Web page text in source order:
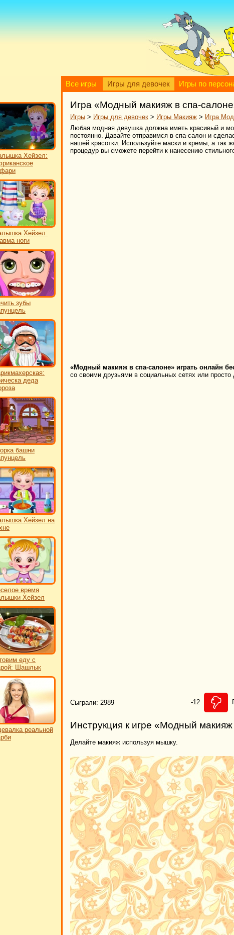
Все игры Игры для девочек Игры по
Хейзел:
Хейзел:
ноги
зубы
деда
башни
Хейзел на
время
Хейзел
еду с
Шашлык
реальной
Игра «Модный макияж в спа-
Игры > Игры для девочек > Игры Макияж > Игра
Любая модная девушка должна иметь красивый и
постоянно. Давайте отправимся в спа-салон и
нашей красотки. Используйте маски и кремы, а
процедур вы сможете перейти к нанесению
«Модный макияж в спа-салоне» играть онлайн
со своими друзьями в социальных сетях или просто
Сыграли: 2989 -12
Инструкция к игре «Модный
Делайте макияж используя мышку.